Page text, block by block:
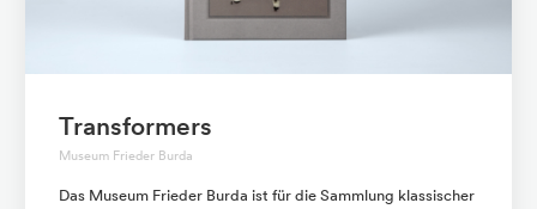
Transformers
Museum Frieder Burda
Das Museum Frieder Burda ist für die Sammlung klassischer